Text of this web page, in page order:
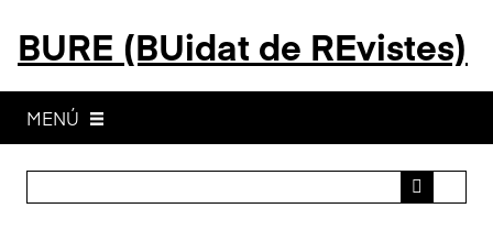
t
a
BURE (BUidat de REvistes)
MENÚ